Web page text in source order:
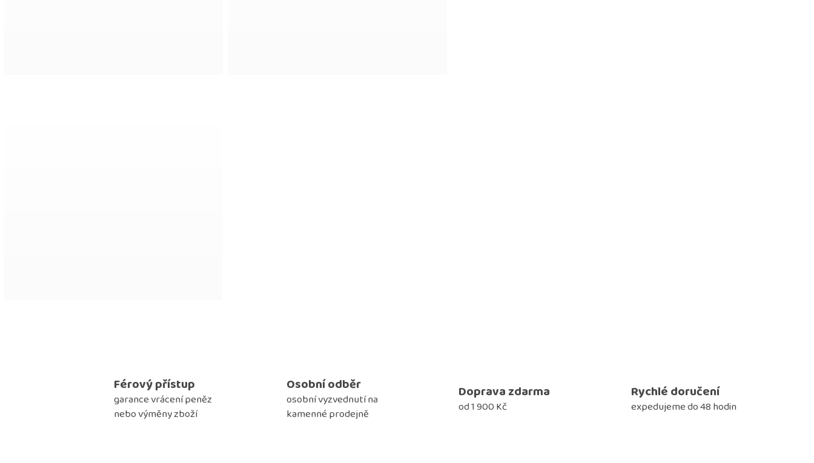
Férový přístup
garance vrácení peněz
nebo výměny zboží
Osobní odběr
osobní vyzvednutí na
kamenné prodejně
Doprava zdarma
od 1 900 Kč
Rychlé doručení
expedujeme do 48 hodin